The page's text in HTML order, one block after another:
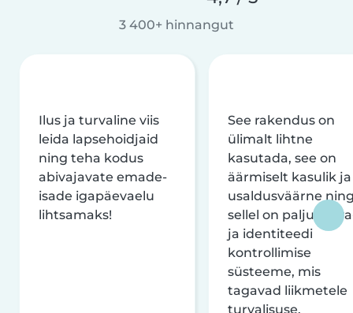
3 400+ hinnangut
Ilus ja turvaline viis
leida lapsehoidjaid
ning teha kodus
abivajavate emade-
isade igapäevaelu
lihtsamaks!
See rakendus on
ülimalt lihtne
kasutada, see on
äärmiselt kasulik ja
usaldusväärne
sellel on palju
ja identiteedi
kontrollimise
süsteeme, mis
tagavad liikmetele
turvalisuse.